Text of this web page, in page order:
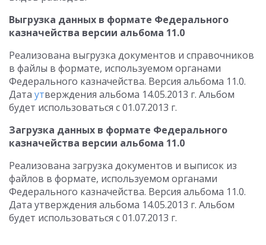
Выгрузка данных в формате Федерального
казначейства версии альбома 11.0
Реализована выгрузка документов и справочников
в файлы в формате, используемом органами
Федерального казначейства. Версия альбома 11.0.
Дата утверждения альбома 14.05.2013 г. Альбом
будет использоваться с 01.07.2013 г.
Загрузка данных в формате Федерального
казначейства версии альбома 11.0
Реализована загрузка документов и выписок из
файлов в формате, используемом органами
Федерального казначейства. Версия альбома 11.0.
Дата утверждения альбома 14.05.2013 г. Альбом
будет использоваться с 01.07.2013 г.